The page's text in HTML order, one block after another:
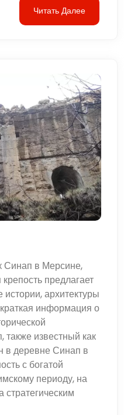
Читать Далее
Синап в Мерсине,
предлагает
архитектуры
информация о
известный как
в деревне Синап в
с богатой
периоду, на